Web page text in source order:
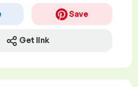
Save
Get link